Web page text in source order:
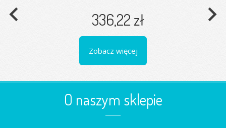
336,22 zł
Zobacz więcej
navigate_before navigate_next
O naszym sklepie